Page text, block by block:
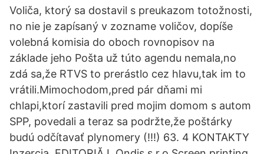
Voliča, ktorý sa dostavil s preukazom totožnosti,
no nie je zapísaný v zozname voličov, dopíše
volebná komisia do oboch rovnopisov na
základe jeho Pošta už túto agendu nemala,no
zdá sa,že RTVS to prerástlo cez hlavu,tak im to
vrátili.Mimochodom,pred pár dňami mi
chlapi,ktorí zastavili pred mojim domom s autom
SPP, povedali a teraz sa podržte,že poštárky
budú odčítavať plynomery (!!!) 63. 4 KONTAKTY